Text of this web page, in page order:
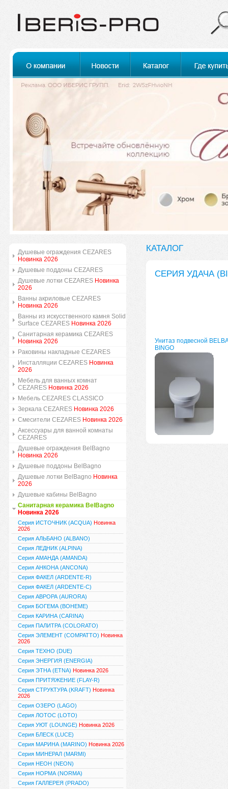
Душевые ограждения CEZARES
Новинка 2026
Душевые поддоны CEZARES
Душевые лотки CEZARES Новинка
2026
Ванны акриловые CEZARES
Новинка 2026
Ванны из искусственного камня Solid
Surface CEZARES Новинка 2026
Санитарная керамика CEZARES
Новинка 2026
Раковины накладные CEZARES
Инсталляции CEZARES Новинка
2026
Мебель для ванных комнат
CEZARES Новинка 2026
Мебель CEZARES CLASSICO
Зеркала CEZARES Новинка 2026
Смесители CEZARES Новинка 2026
Аксессуары для ванной комнаты
CEZARES
Душевые ограждения BelBagno
Новинка 2026
Душевые поддоны BelBagno
Душевые лотки BelBagno Новинка
2026
Душевые кабины BelBagno
Санитарная керамика BelBagno
Новинка 2026
Серия ИСТОЧНИК (ACQUA) Новинка
2026
Серия АЛЬБАНО (ALBANO)
Серия ЛЕДНИК (ALPINA)
Серия АМАНДА (AMANDA)
Серия АНКОНА (ANCONA)
Серия ФАКЕЛ (ARDENTE-R)
Серия ФАКЕЛ (ARDENTE-C)
Серия АВРОРА (AURORA)
Серия БОГЕМА (BOHEME)
Серия КАРИНА (CARINA)
Серия ПАЛИТРА (COLORATO)
Серия ЭЛЕМЕНТ (COMPATTO) Новинка
2026
Серия ТЕХНО (DUE)
Серия ЭНЕРГИЯ (ENERGIA)
Серия ЭТНА (ETNA) Новинка 2026
Серия ПРИТЯЖЕНИЕ (FLAY-R)
Серия СТРУКТУРА (KRAFT) Новинка
2026
Серия ОЗЕРО (LAGO)
Серия ЛОТОС (LOTO)
Серия УЮТ (LOUNGE) Новинка 2026
Серия БЛЕСК (LUCE)
Серия МАРИНА (MARINO) Новинка 2026
Серия МИНЕРАЛ (MARMI)
Серия НЕОН (NEON)
Серия НОРМА (NORMA)
Серия ГАЛЛЕРЕЯ (PRADO)
КАТАЛОГ
СЕРИЯ УДАЧА
Унитаз подвесной
BINGO